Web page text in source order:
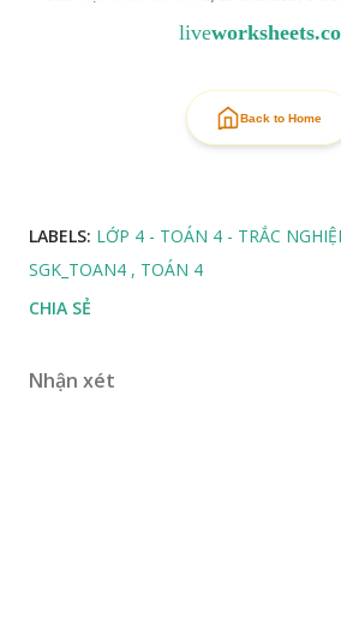
live
Back to Home
LABELS: LỚP 4 - TOÁN 4 - TRẮC
SGK_TOAN4
TOÁN 4
CHIA SẺ
Nhận xét